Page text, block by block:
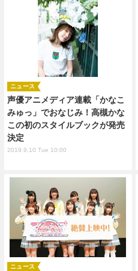
声優アニメディア連載「かなこ
みゅっ」でおなじみ！高槻かな
この初のスタイルブックが発売
決定
ニュース
2019.9.10 Tue 10:00
ニュース